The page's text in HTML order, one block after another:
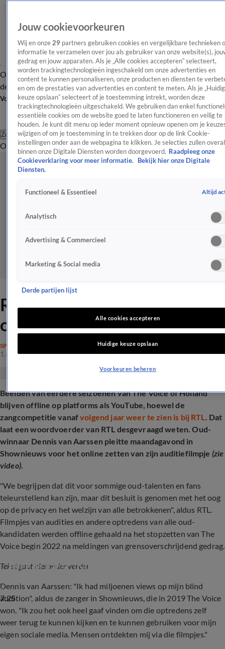
OverzichtAfleveringen Entertainment TV Algemeen
Tip
de redactieNieuwsbrief
Volg Shownieuws
Zoeken
OverzichtEntertainmentSpraakmakendRealityCrimeVideo's
RTL geeft duidelijkheid over
oude beelden The Voice
SPRAAKMAKEND
1 apr 2025, 12:22
Beelden van eerdere seizoenen van The Voice of Holland
blijven offline op platforms als YouTube, hoewel de
zangcompetitie vanafvolgend jaar weer te zien is bij RTL. Dat
laat een woordvoerder van RTL desgevraagd weten. Oud-
winnaar Dennis van Aarssen pleitte maandagavond in
Shownieuws voor het online zetten van zijn auditiefilmpje (zie
video).
"We begrijpen dat dit voor sommige oud-talenten en fans
teleurstellend kan zijn, maar dit besluit is genomen met het oog
op de privacy en het welzijn van alle betrokkenen", aldus RTL.
Filmpjes van audities en andere optredens van alle oud-
kandidaten werden offline gehaald na het stopzetten van The
Voice begin 2022 na meldingen van grensoverschrijdend gedrag.
Tekst gaat hieronder verder
7:25
Na alle schandalen: krijgt The Voice een
tweede kans?  (Nieuws van de Dag)
Dennis van Aarssen: "Ik had miljoenen views op mijn blind
audition", aldus de zanger in Shownieuws, die in 2019 The Voice
won. "Ik zou het ook heel gaaf vinden om die optredens zelf
weer terug te kunnen kijken en te kunnen gebruiken voor mijn
eigen sociale media. Mensen ontdekten mij via die filmpjes."
Jouw cookievoorkeuren
Wij en onze 29 partners gebruiken cookies en vergelijkbare technieken
informatie te verzamelen over jou als gebruiker van onze website(s),
gedrag en jouw apparaten. Als je „Alle cookies accepteren” selecteert,
worden trackingtechnologieën ingeschakeld om onze advertenties en
content te kunnen personaliseren, onze producten en diensten te
en om de prestaties van advertenties en content te meten. Als je
keuze opslaan” selecteert of je toestemming intrekt, worden deze
trackingtechnologieën uitgeschakeld. We gebruiken dan enkel
essentiële cookies om de website goed te laten functioneren en veilig te
houden. Je kunt dit menu op ieder moment opnieuw openen om je
wijzigen of om je toestemming in te trekken door op de link Cookie-
instellingen onder aan de webpagina te klikken. Je selecties zullen overal
binnen onze Digitale Diensten worden doorgevoerd. Raadpleeg onze
Cookieverklaring voor meer informatie.
Bekijk hier onze Digitale
Diensten.
Functioneel & Essentieel Altijd
Analytisch
Advertising & Commercieel
Marketing & Social media
Derde partijen lijst
Alle cookies accepteren
Huidige keuze opslaan
Voorkeuren beheren